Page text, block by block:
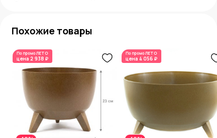
Похожие товары
По промоЛЕТО
цена 2 938 ₽
По промоЛЕТО
цена 4 056 ₽